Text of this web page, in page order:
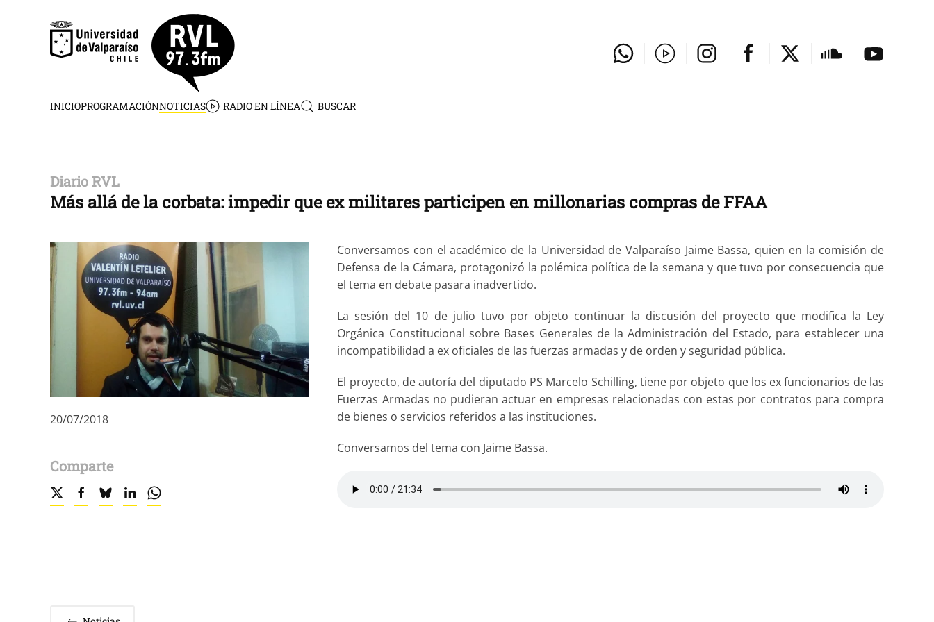
Skip to main content
INICIOPROGRAMACIÓNNOTICIAS RADIO EN LÍNEA BUSCAR
Diario RVL
Más allá de la corbata: impedir que ex militares participen en millonarias compras de FFAA
20/07/2018
Comparte
Conversamos con el académico de la Universidad de Valparaíso Jaime Bassa, quien en la comisión de
Defensa de la Cámara, protagonizó la polémica política de la semana y que tuvo por consecuencia que
el tema en debate pasara inadvertido.
La sesión del 10 de julio tuvo por objeto continuar la discusión del proyecto que modifica la Ley
Orgánica Constitucional sobre Bases Generales de la Administración del Estado, para establecer una
incompatibilidad a ex oficiales de las fuerzas armadas y de orden y seguridad pública.
El proyecto, de autoría del diputado PS Marcelo Schilling, tiene por objeto que los ex funcionarios de las
Fuerzas Armadas no pudieran actuar en empresas relacionadas con estas por contratos para compra
de bienes o servicios referidos a las instituciones.
Conversamos del tema con Jaime Bassa.